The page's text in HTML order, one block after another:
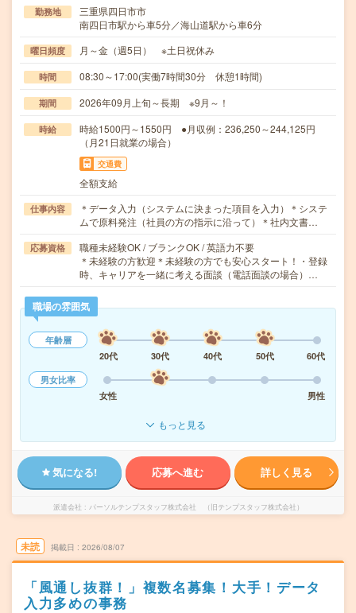
勤務地
三重県四日市市
南四日市駅から車5分／海山道駅から車6分
曜日頻度 月～金（週5日） ※土日祝休み
時間 08:30～17:00(実働7時間30分 休憩1時間)
期間 2026年09月上旬～長期 ※9月～！
時給
時給1500円～1550円 ●月収例：236,250～244,125円
（月21日就業の場合）
交通費
全額支給
仕事内容
＊データ入力（システムに決まった項目を入力）＊システ
ムで原料発注（社員の方の指示に沿って）＊社内文書…
応募資格
職種未経験OK / ブランクOK / 英語力不要
＊未経験の方歓迎＊未経験の方でも安心スタート！・登録
時、キャリアを一緒に考える面談（電話面談の場合）…
職場の雰囲気
年齢層
20代
30代 40代 50代
60代
男女比率
女性
男性
もっと見る
気になる! 応募へ進む 詳しく見る
派遣会社 パーソルテンプスタッフ株式会社 （旧テンプスタッフ株式会社）
未読 掲載日 2026/08/07
「風通し抜群！」複数名募集！大手！データ
入力多めの事務